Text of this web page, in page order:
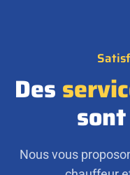
Des
Nous vous